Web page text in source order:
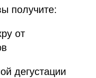
получите:
от
дегустации